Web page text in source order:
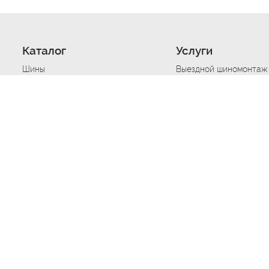
Каталог
Шины
Услуги
Выездной шиномонтаж